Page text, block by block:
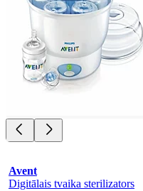
Avent
Digitālais tvaika sterilizators